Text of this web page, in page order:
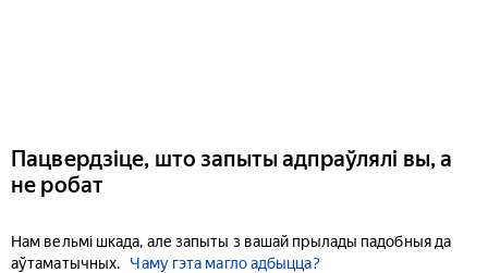
Пацвердзіце, што запыты адпраўлялі вы, а
не робат
Нам вельмі шкада, але запыты з вашай прылады падобныя да
аўтаматычных.
Чаму гэта магло адбыцца?